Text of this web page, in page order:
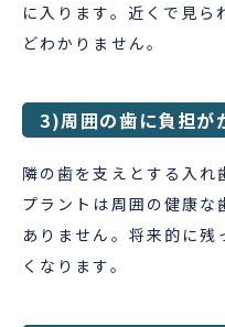
に入ります。近くで見ら
どわかりません。
3)周囲の歯に負担が
隣の歯を支えとする入れ
プラントは周囲の健康な
ありません。将来的に残
くなります。